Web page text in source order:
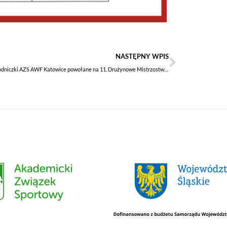
NASTĘPNY WPIS
Trzy zawodniczki AZS AWF Katowice powołane na 11. Drużynowe Mistrzostwa Europy w Madrycie!